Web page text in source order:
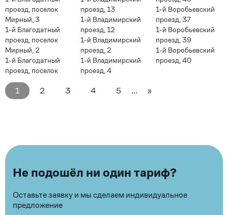
проезд, поселок
Мирный, 3
1-й Благодатный
проезд, поселок
Мирный, 2
1-й Благодатный
проезд, поселок
проезд, 13
1-й Владимирский
проезд, 12
1-й Владимирский
проезд, 2
1-й Владимирский
проезд, 4
1-й Воробьевский
проезд, 37
1-й Воробьевский
проезд, 39
1-й Воробьевский
проезд, 40
1 2 3 4 5 ... »
Не подошёл ни один тариф?
Оставьте заявку и мы сделаем индивидуальное
предложение